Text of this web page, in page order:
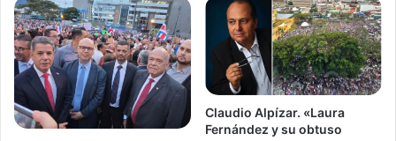
Claudio Alpízar. «Laura
Fernández y su obtuso